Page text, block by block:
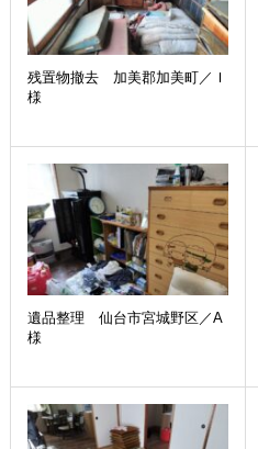
残置物撤去 加美郡加美町／Ｉ
様
遺品整理 仙台市宮城野区／A
様